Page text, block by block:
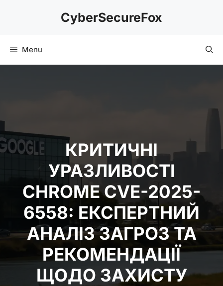
CyberSecureFox
Menu
КРИТИЧНІ
УРАЗЛИВОСТІ
CHROME CVE-2025-
6558: ЕКСПЕРТНИЙ
АНАЛІЗ ЗАГРОЗ ТА
РЕКОМЕНДАЦІЇ
ЩОДО ЗАХИСТУ